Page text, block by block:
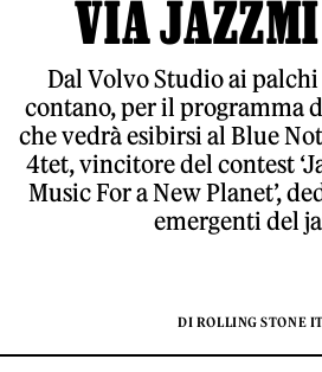
VIA
Dal Volvo Studio ai
contano, per il programma
che vedrà esibirsi al Blue
4tet, vincitore del contest
Music For a New Planet’,
emergenti del
DI ROLLING STONE IT